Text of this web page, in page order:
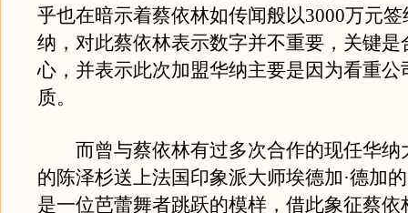
乎也在暗示着蔡依林如传闻般以3000万元签
纳，对此蔡依林表示数字并不重要，关键是
心，并表示此次加盟华纳主要是因为看重公
质。
而曾与蔡依林有过多次合作的现任华纳
的陈泽杉送上法国印象派大师埃德加·德加
是一位芭蕾舞者跳跃的模样，借此象征蔡依